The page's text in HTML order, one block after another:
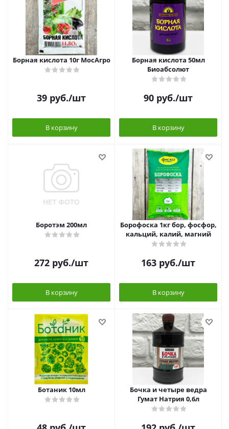
Борная кислота 10г МосАгро
39 руб./шт
В корзину
Борная кислота 50мл
Биоабсолют
90 руб./шт
В корзину
Боротэм 200мл
272 руб./шт
В корзину
Борофоска 1кг бор, фосфор,
кальций, калий, магний
163 руб./шт
В корзину
Ботаник 10мл
Бочка и четыре ведра
Гумат Натрия 0,6л